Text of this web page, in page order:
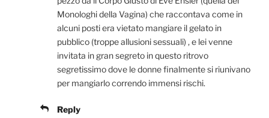
Monologhi della Vagina) che raccontava come in
alcuni posti era vietato mangiare il gelato in
pubblico (troppe allusioni sessuali) , e lei venne
invitata in gran segreto in questo ritrovo
segretissimo dove le donne finalmente si riunivano
per mangiarlo correndo immensi rischi.
Reply